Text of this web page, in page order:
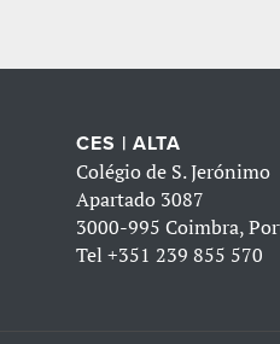
CES | ALTA
Colégio de S. Jerónimo
Apartado 3087
3000-995 Coimbra,
Tel+351 239 855 570